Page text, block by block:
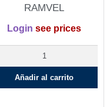
RAMVEL
Login see prices
Añadir al carrito